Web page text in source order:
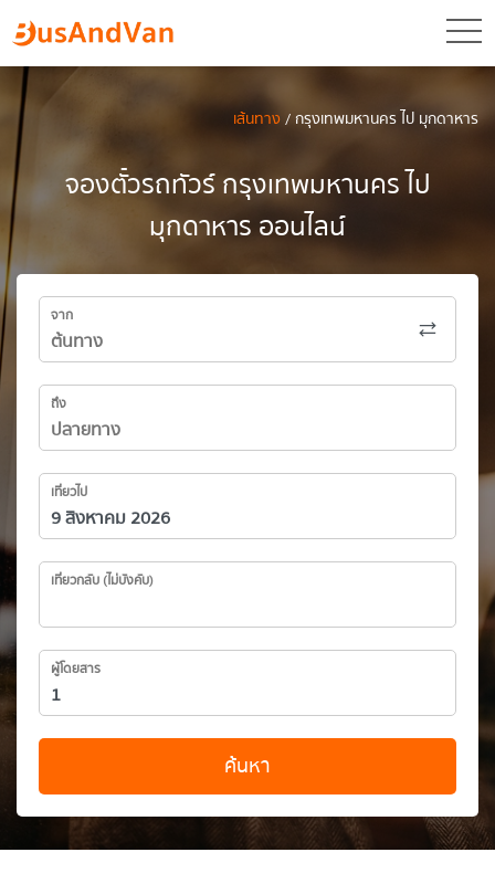
เส้นทาง/ กรุงเทพมหานคร ไป มุกดาหาร
จองตั๋วรถทัวร์ กรุงเทพมหานคร ไป
มุกดาหาร ออนไลน์
จาก
ถึง
เที่ยวไป
เที่ยวกลับ (ไม่บังคับ)
ผู้โดยสาร
ค้นหา